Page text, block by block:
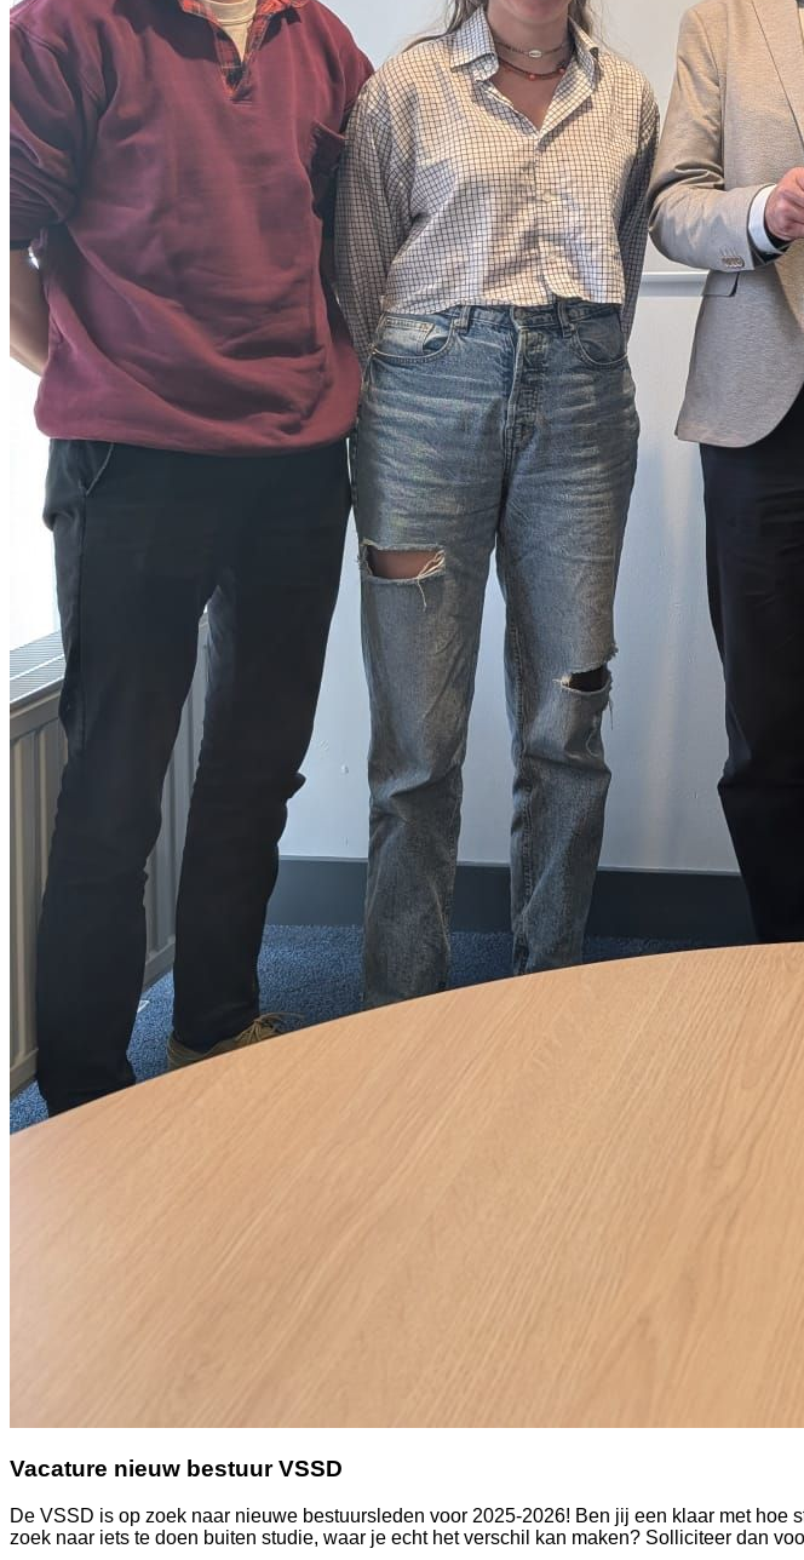
Vacature nieuw bestuur VSSD
De VSSD is op zoek naar nieuwe bestuursleden voor 2025-2026! Ben jij een klaar met
zoek naar iets te doen buiten studie, waar je echt het verschil kan maken? Solliciteer dan